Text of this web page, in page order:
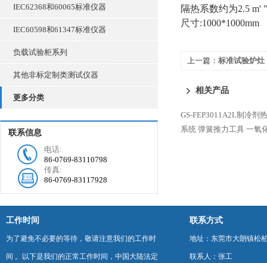
IEC62368和60065标准仪器
IEC60598和61347标准仪器
负载试验柜系列
其他非标定制类测试仪器
更多分类
联系信息
电话:
86-0769-83110798
传真:
86-0769-83117928
隔热系数约为2.5 m'
尺寸:1000*1000mm
上一篇： 标准试验炉灶
相关产品
GS-FEP3011A2L制冷剂
系统 弹簧推力工具 一氧
工作时间
为了避免不必要的等待，敬请注意我们的工作时
间 。以下是我们的正常工作时间，中国大陆法定
联系方式
地址：东莞市大朗镇松
联系人：张工